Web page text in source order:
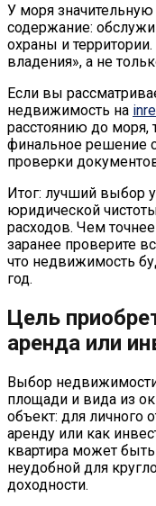
У моря
содержание:
охраны и
владения», а не
Если вы
недвижимость на
расстоянию до
финальное решение
проверки
Итог: лучший выбор
юридической
расходов. Чем
заранее проверите
что недвижимость
год.
Цель
аренда или
Выбор недвижимости
площади и вида из
объект: для личного
аренду или как
квартира может
неудобной для
доходности.